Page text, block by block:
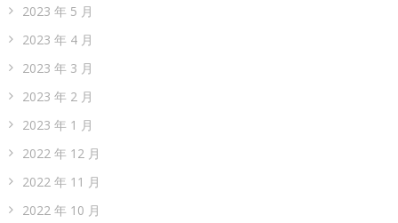
2023 年 5 月
2023 年 4 月
2023 年 3 月
2023 年 2 月
2023 年 1 月
2022 年 12 月
2022 年 11 月
2022 年 10 月